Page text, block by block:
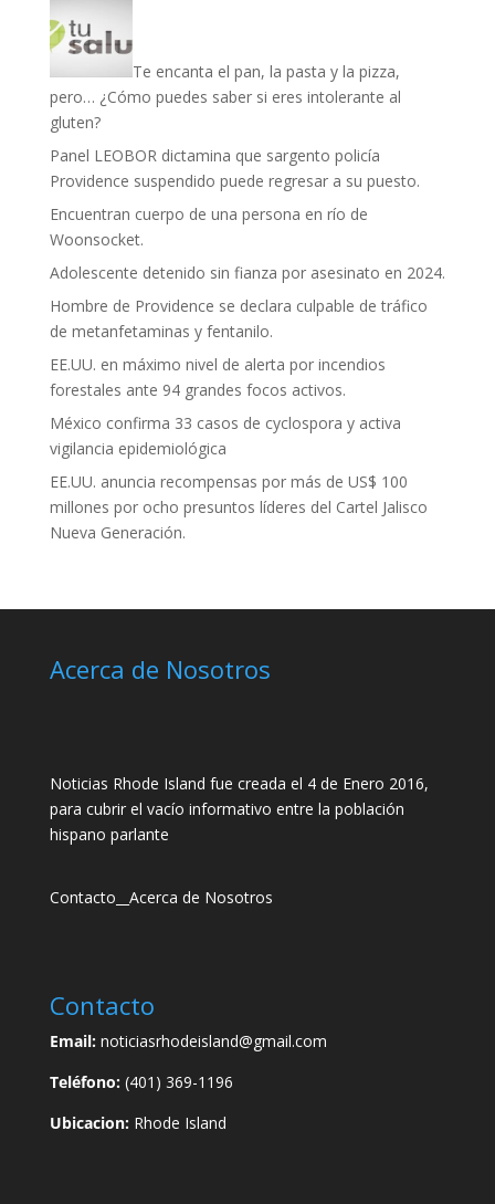
Te encanta el pan, la pasta y la pizza,
pero… ¿Cómo puedes saber si eres intolerante al
gluten?
Panel LEOBOR dictamina que sargento policía
Providence suspendido puede regresar a su puesto.
Encuentran cuerpo de una persona en río de
Woonsocket.
Adolescente detenido sin fianza por asesinato en 2024.
Hombre de Providence se declara culpable de tráfico
de metanfetaminas y fentanilo.
EE.UU. en máximo nivel de alerta por incendios
forestales ante 94 grandes focos activos.
México confirma 33 casos de cyclospora y activa
vigilancia epidemiológica
EE.UU. anuncia recompensas por más de US$ 100
millones por ocho presuntos líderes del Cartel Jalisco
Nueva Generación.
Acerca de Nosotros
Noticias Rhode Island fue creada el 4 de Enero 2016,
para cubrir el vacío informativo entre la población
hispano parlante
Contacto Acerca de Nosotros
Contacto
Email:noticiasrhodeisland@gmail.com
Teléfono:(401) 369-1196
Ubicacion:Rhode Island